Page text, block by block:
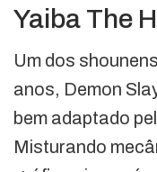
Yaiba The
Um dos
anos, Demon
bem adaptado
Misturando